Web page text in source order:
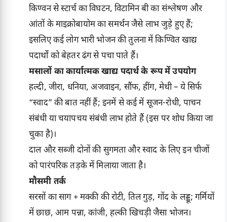
किण्वन से स्टार्च का विघटन, विटामिन बी का संश्लेषण और
आंतों के माइक्रोबायोम का समर्थन जैसे लाभ जुड़े हुए हैं;
इसलिए कई लोग भारी भोजन की तुलना में किण्वित खाद्य
पदार्थों को बेहतर ढंग से पचा पाते हैं।
मसालों का कार्यात्मक खाद्य पदार्थ के रूप में उपयोग
हल्दी, जीरा, धनिया, अजवाइन, सौंफ, हींग, मेथी – ये सिर्फ
“स्वाद” की बात नहीं हैं; इनमें से कई में सूजन-रोधी, पाचन
संबंधी या चयापचय संबंधी लाभ होते हैं (इस पर शोध किया जा
चुका है)।
दाल और सब्जी दोनों की सुगमता और स्वाद के लिए इन चीजों
को पारंपरिक तड़के में मिलाया जाता है।
मौसमी तर्क
सरसों का साग + मक्की की रोटी, तिल गुड़, गोंद के लड्डू; गर्मियों
में छाछ, आम पन्ना, कांजी, हल्की खिचड़ी जैसा भोजन।